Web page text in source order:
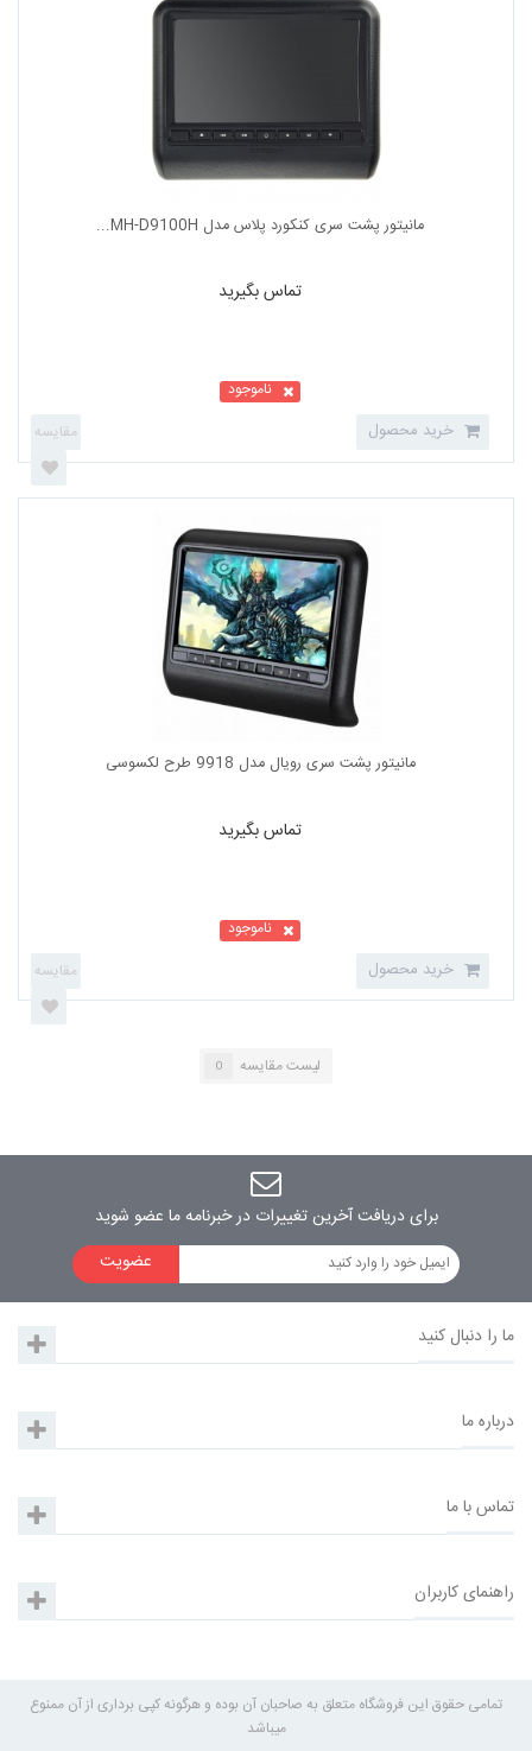
مانیتور پشت سری کنکورد پلاس مدل MH-D9100H...
تماس بگیرید
ناموجود
خرید محصول
مانیتور پشت سری رویال مدل 9918 طرح لکسوسی
تماس بگیرید
ناموجود
خرید محصول
لیست مقایسه 0
برای دریافت آخرین تغییرات در خبرنامه ما عضو شوید
عضویت
ما را دنبال کنید
درباره ما
تماس با ما
راهنمای کاربران
تمامی حقوق این فروشگاه متعلق به صاحبان آن بوده و هرگونه کپی برداری از آن ممنوع
میباشد